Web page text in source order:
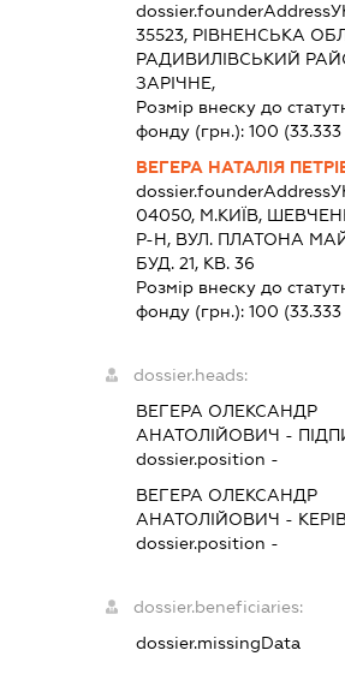
dossier.founderAddress
35523, РIВНЕНСЬКА
РАДИВИЛIВСЬКИЙ
ЗАРІЧНЕ,
Розмір внеску до
фонду (грн.):100 (33.333
ВЕГЕРА НАТАЛІЯ
dossier.founderAddress
04050, М.КИЇВ,
Р-Н, ВУЛ. ПЛАТОНА
БУД. 21, КВ. 36
Розмір внеску до
фонду (грн.):100 (33.333
dossier.heads:
ВЕГЕРА ОЛЕКСАНДР
АНАТОЛІЙОВИЧ -
dossier.position -
ВЕГЕРА ОЛЕКСАНДР
АНАТОЛІЙОВИЧ -
dossier.position -
dossier.beneficiaries:
dossier.missingData